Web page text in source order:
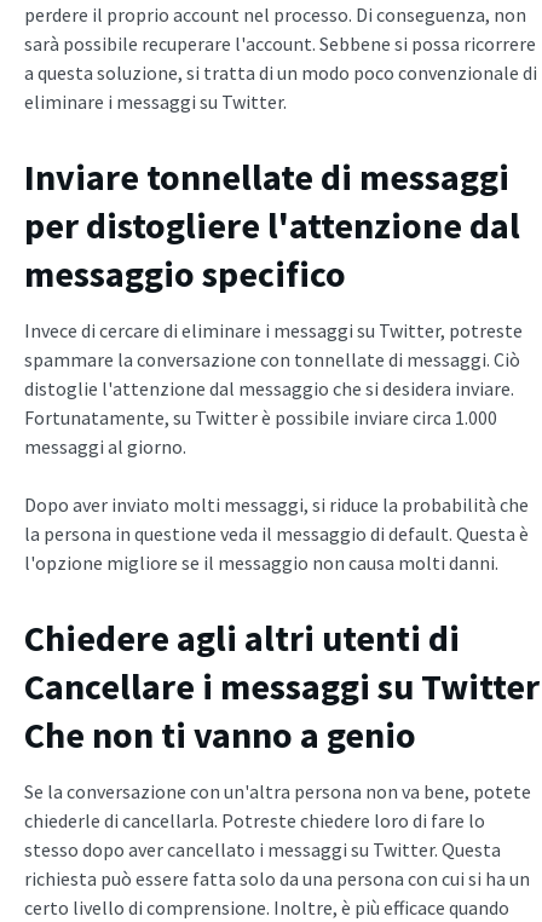
perdere il proprio account nel processo. Di conseguenza, non
sarà possibile recuperare l'account. Sebbene si possa ricorrere
a questa soluzione, si tratta di un modo poco convenzionale di
eliminare i messaggi su Twitter.
Inviare tonnellate di messaggi
per distogliere l'attenzione dal
messaggio specifico
Invece di cercare di eliminare i messaggi su Twitter, potreste
spammare la conversazione con tonnellate di messaggi. Ciò
distoglie l'attenzione dal messaggio che si desidera inviare.
Fortunatamente, su Twitter è possibile inviare circa 1.000
messaggi al giorno.
Dopo aver inviato molti messaggi, si riduce la probabilità che
la persona in questione veda il messaggio di default. Questa è
l'opzione migliore se il messaggio non causa molti danni.
Chiedere agli altri utenti di
Cancellare i messaggi su Twitter
Che non ti vanno a genio
Se la conversazione con un'altra persona non va bene, potete
chiederle di cancellarla. Potreste chiedere loro di fare lo
stesso dopo aver cancellato i messaggi su Twitter. Questa
richiesta può essere fatta solo da una persona con cui si ha un
certo livello di comprensione. Inoltre, è più efficace quando